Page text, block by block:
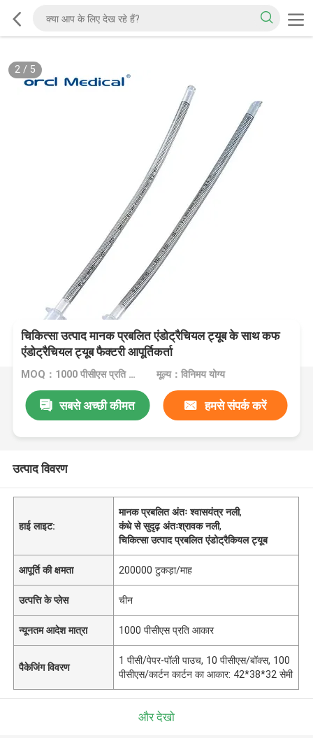
2/ 5
चिकित्सा उत्पाद मानक प्रबलित एंडोट्रैचियल ट्यूब के साथ कफ
एंडोट्रैचियल ट्यूब फैक्टरी आपूर्तिकर्ता
MOQ：1000 पीसीएस प्रति आकार मूल्य：विनिमय योग्य
सबसे अच्छी कीमत हमसे संपर्क करें
उत्पाद विवरण
हाई लाइट:
मानक प्रबलित अंतः श्वासयंत्र नली,
कंधे से सुदृढ़ अंतःश्रावक नली,
चिकित्सा उत्पाद प्रबलित एंडोट्रैकियल ट्यूब
आपूर्ति की क्षमता 200000 टुकड़ा/माह
उत्पत्ति के प्लेस चीन
न्यूनतम आदेश मात्रा 1000 पीसीएस प्रति आकार
पैकेजिंग विवरण
1 पीसी/पेपर-पॉली पाउच, 10 पीसीएस/बॉक्स, 100
पीसीएस/कार्टन कार्टन का आकार: 42*38*32 सेमी
और देखो